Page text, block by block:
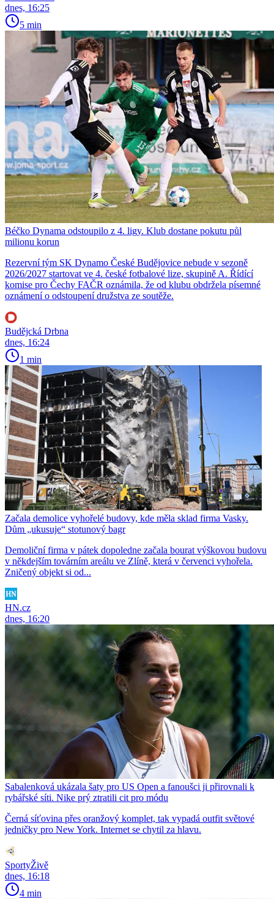
dnes, 16:25
5 min
Béčko Dynama odstoupilo z 4. ligy. Klub dostane pokutu půl
milionu korun
Rezervní tým SK Dynamo České Budějovice nebude v sezoně
2026/2027 startovat ve 4. české fotbalové lize, skupině A. Řídící
komise pro Čechy FAČR oznámila, že od klubu obdržela písemné
oznámení o odstoupení družstva ze soutěže.
Budějcká Drbna
dnes, 16:24
1 min
Začala demolice vyhořelé budovy, kde měla sklad firma Vasky.
Dům „ukusuje“ stotunový bagr
Demoliční firma v pátek dopoledne začala bourat výškovou budovu
v někdejším továrním areálu ve Zlíně, která v červenci vyhořela.
Zničený objekt si od...
HN.cz
dnes, 16:20
Sabalenková ukázala šaty pro US Open a fanoušci ji přirovnali k
rybářské síti. Nike prý ztratili cit pro módu
Černá síťovina přes oranžový komplet, tak vypadá outfit světové
jedničky pro New York. Internet se chytil za hlavu.
SportyŽivě
dnes, 16:18
4 min